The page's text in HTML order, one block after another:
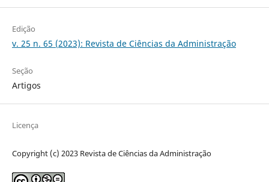
Edição
v. 25 n. 65 (2023): Revista de Ciências da Administração
Seção
Artigos
Licença
Copyright (c) 2023 Revista de Ciências da Administração